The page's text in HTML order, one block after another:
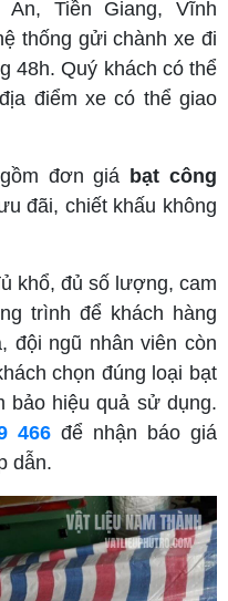
Tiền Giang, Vĩnh
thống gửi chành xe đi
48h. Quý khách có thể
điểm xe có thể giao
đơn giá bạt công
đãi, chiết khấu không
khổ, đủ số lượng, cam
trình để khách hàng
đội ngũ nhân viên còn
chọn đúng loại bạt
bảo hiệu quả sử dụng.
466để nhận báo giá
dẫn.